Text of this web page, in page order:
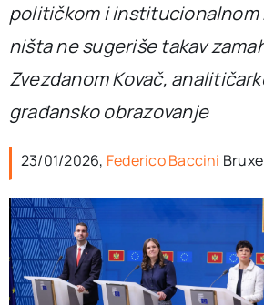
političkom i institucionalnom
ništa ne sugeriše takav
Zvezdanom Kovač,
građansko obrazovanje
23/01/2026, Federico Baccini